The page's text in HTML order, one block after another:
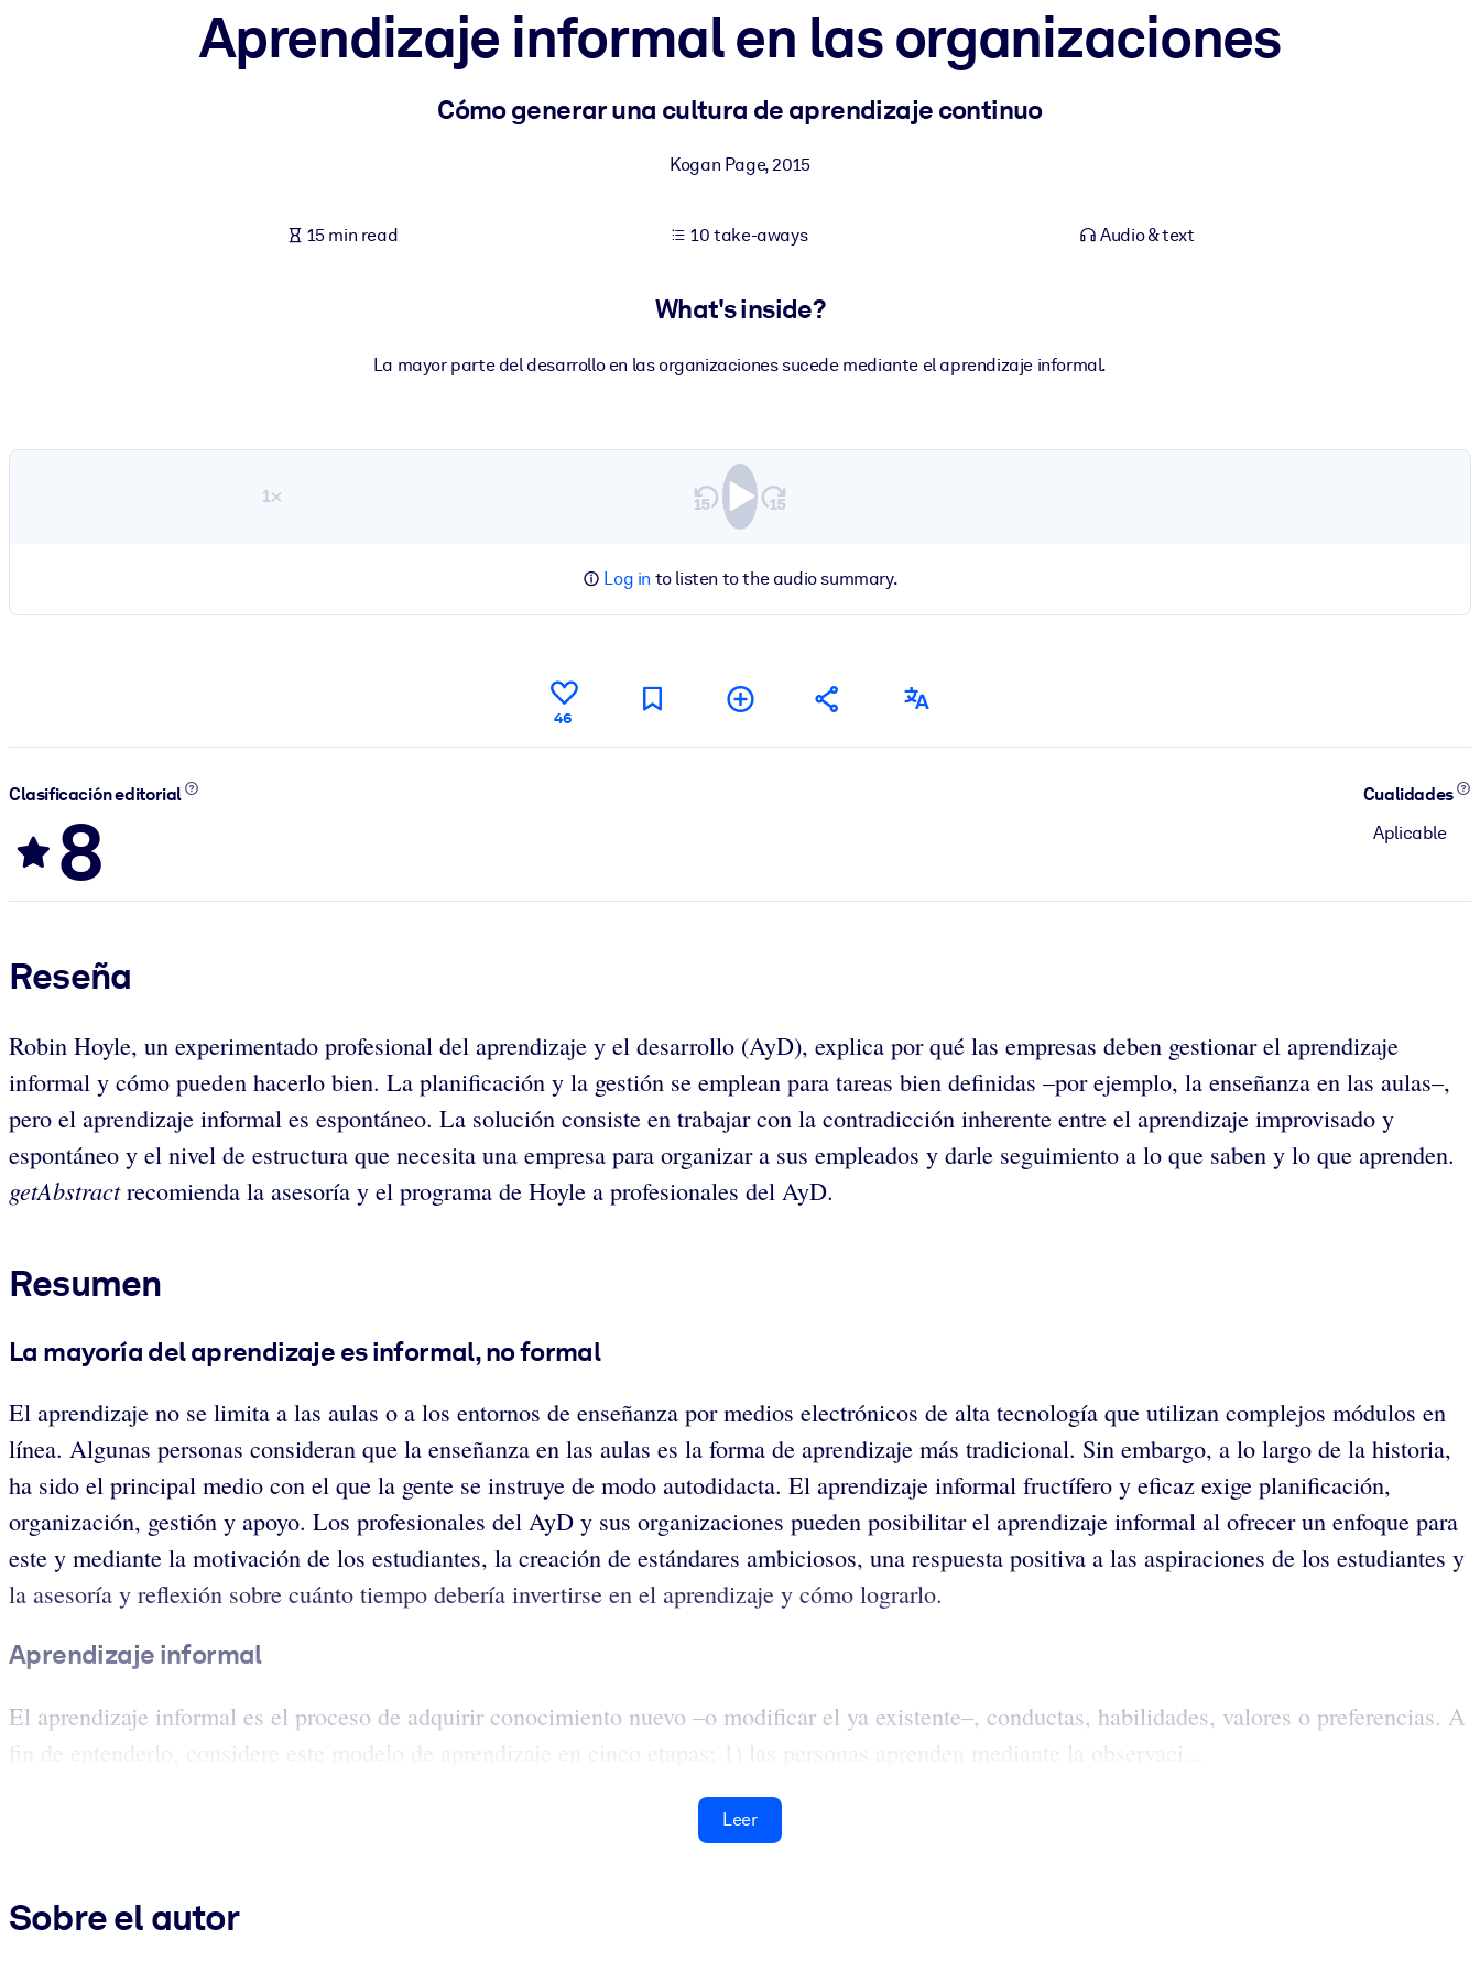
Fuel your AI systems with reliable, structured knowledge to improve outputs.
Aprendizaje informal en las organizaciones
Cómo generar una cultura de aprendizaje continuo
Kogan Page,2015
15 min read 10 take-aways Audio & text
What's inside?
La mayor parte del desarrollo en las organizaciones sucede mediante el aprendizaje informal.
1×
Log in to listen to the audio summary.
46
Clasificación editorial
8
Cualidades
Aplicable
Reseña
Robin Hoyle, un experimentado profesional del aprendizaje y el desarrollo (AyD), explica por qué las empresas deben gestionar el aprendizaje
informal y cómo pueden hacerlo bien. La planificación y la gestión se emplean para tareas bien definidas –por ejemplo, la enseñanza en las aulas–,
pero el aprendizaje informal es espontáneo. La solución consiste en trabajar con la contradicción inherente entre el aprendizaje improvisado y
espontáneo y el nivel de estructura que necesita una empresa para organizar a sus empleados y darle seguimiento a lo que saben y lo que aprenden.
getAbstractrecomienda la asesoría y el programa de Hoyle a profesionales del AyD.
Resumen
La mayoría del aprendizaje es informal, no formal
El aprendizaje no se limita a las aulas o a los entornos de enseñanza por medios electrónicos de alta tecnología que utilizan complejos módulos en
línea. Algunas personas consideran que la enseñanza en las aulas es la forma de aprendizaje más tradicional. Sin embargo, a lo largo de la historia,
ha sido el principal medio con el que la gente se instruye de modo autodidacta. El aprendizaje informal fructífero y eficaz exige planificación,
organización, gestión y apoyo. Los profesionales del AyD y sus organizaciones pueden posibilitar el aprendizaje informal al ofrecer un enfoque para
este y mediante la motivación de los estudiantes, la creación de estándares ambiciosos, una respuesta positiva a las aspiraciones de los estudiantes y
la asesoría y reflexión sobre cuánto tiempo debería invertirse en el aprendizaje y cómo lograrlo.
Aprendizaje informal
El aprendizaje informal es el proceso de adquirir conocimiento nuevo –o modificar el ya existente–, conductas, habilidades, valores o preferencias. A
fin de entenderlo, considere este modelo de aprendizaje en cinco etapas: 1) las personas aprenden mediante la observaci...
Leer
Sobre el autor